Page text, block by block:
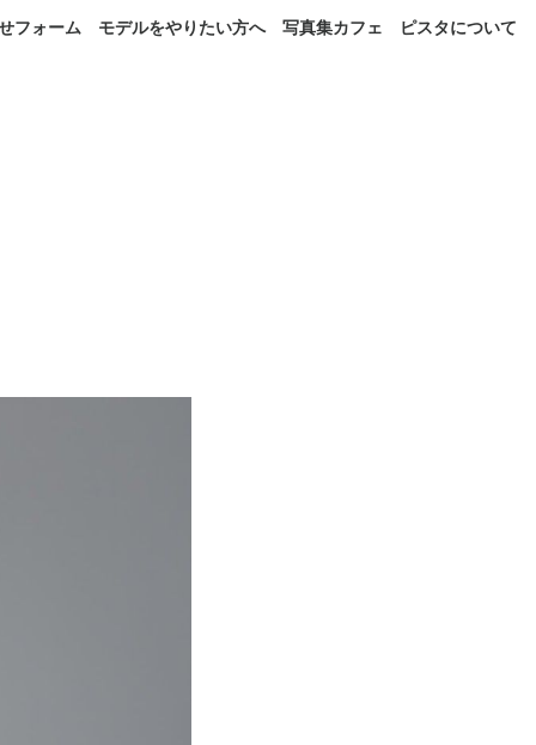
フォーム モデルをやりたい方へ 写真集カフェ ピスタについて